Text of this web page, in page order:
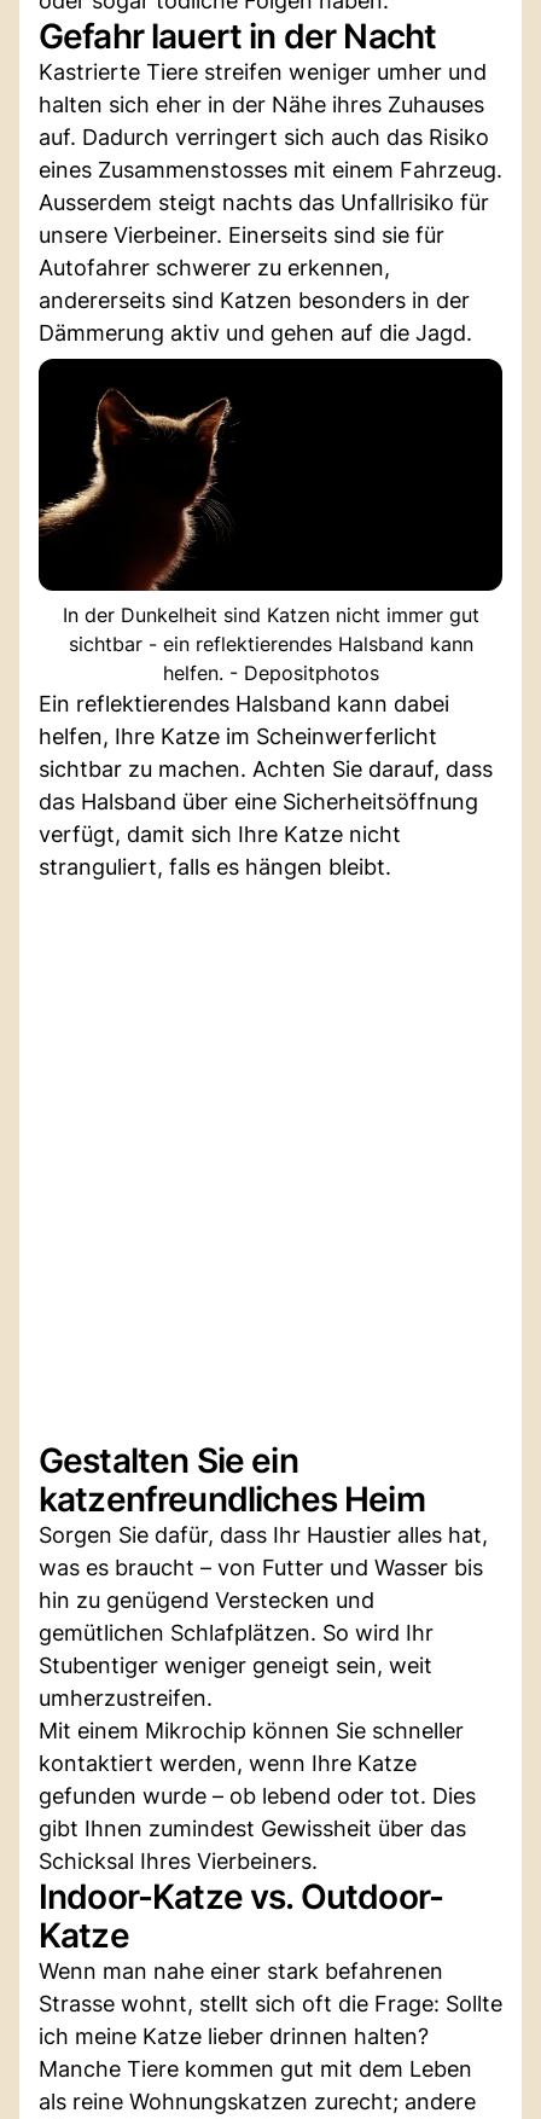
Gefahr lauert in der Nacht
Kastrierte Tiere streifen weniger umher und
halten sich eher in der Nähe ihres Zuhauses
auf. Dadurch verringert sich auch das Risiko
eines Zusammenstosses mit einem Fahrzeug.
Ausserdem steigt nachts das Unfallrisiko für
unsere Vierbeiner. Einerseits sind sie für
Autofahrer schwerer zu erkennen,
andererseits sind Katzen besonders in der
Dämmerung aktiv und gehen auf die Jagd.
In der Dunkelheit sind Katzen nicht immer gut
sichtbar - ein reflektierendes Halsband kann
helfen. - Depositphotos
Ein reflektierendes Halsband kann dabei
helfen, Ihre Katze im Scheinwerferlicht
sichtbar zu machen. Achten Sie darauf, dass
das Halsband über eine Sicherheitsöffnung
verfügt, damit sich Ihre Katze nicht
stranguliert, falls es hängen bleibt.
Gestalten Sie ein
katzenfreundliches Heim
Sorgen Sie dafür, dass Ihr Haustier alles hat,
was es braucht – von Futter und Wasser bis
hin zu genügend Verstecken und
gemütlichen Schlafplätzen. So wird Ihr
Stubentiger weniger geneigt sein, weit
umherzustreifen.
Mit einem Mikrochip können Sie schneller
kontaktiert werden, wenn Ihre Katze
gefunden wurde – ob lebend oder tot. Dies
gibt Ihnen zumindest Gewissheit über das
Schicksal Ihres Vierbeiners.
Indoor-Katze vs. Outdoor-
Katze
Wenn man nahe einer stark befahrenen
Strasse wohnt, stellt sich oft die Frage: Sollte
ich meine Katze lieber drinnen halten?
Manche Tiere kommen gut mit dem Leben
als reine Wohnungskatzen zurecht; andere